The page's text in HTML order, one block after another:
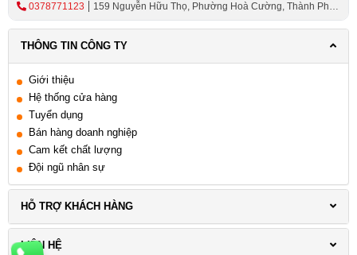
0378771123
159 Nguyễn Hữu Thọ, Phường Hoà Cường, Thành Phố
THÔNG TIN CÔNG TY
Giới thiệu
Hệ thống cửa hàng
Tuyển dụng
Bán hàng doanh nghiệp
Cam kết chất lượng
Đội ngũ nhân sự
HỖ TRỢ KHÁCH HÀNG
LIÊN HỆ